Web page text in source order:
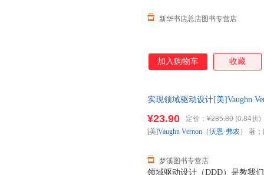
新华书店总店图书专营店
加入购物车 收藏
实现领域驱动设计[美]Vaughn
票！
领域驱动设计（DDD）是教我
¥23.90 定价： ¥285.80 (0.84折)
梦溪图书专营店
[美]Vaughn Vernon （沃恩·弗农 ） 著